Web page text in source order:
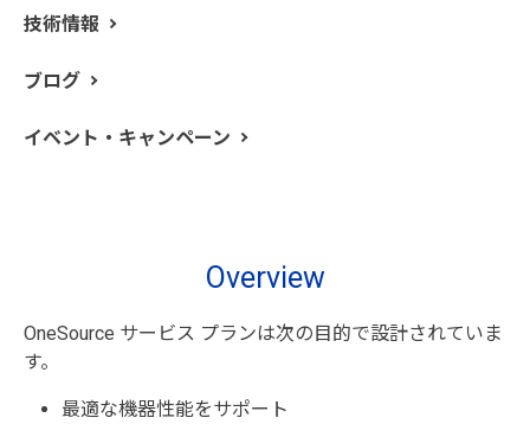
技術情報
ブログ
イベント・キャンペーン
今日のコネクテッドラボでは物事を常に把握し、回避可
っています。OneSource のリモートオプションはまさに
お問い合わせはこちら
Overview
OneSource サービス プランは次の目的で設計されていま
す。
最適な機器性能をサポート